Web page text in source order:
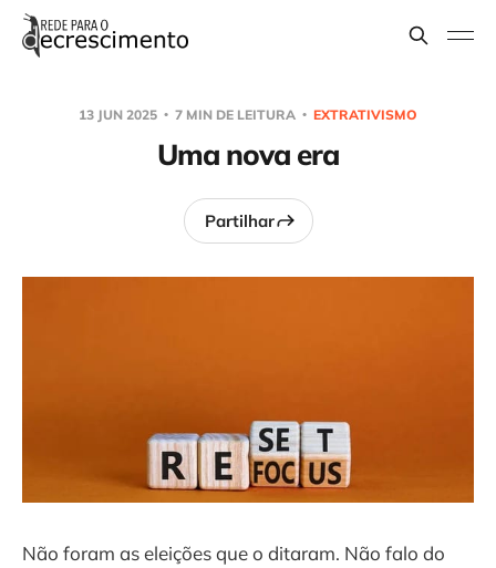
13 JUN 2025 7 MIN DE LEITURA EXTRATIVISMO
Uma nova era
Partilhar
Não foram as eleições que o ditaram. Não falo do